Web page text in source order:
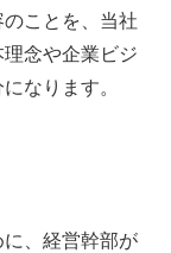
ことを、当社
念や企業ビジ
なります。
、経営幹部が